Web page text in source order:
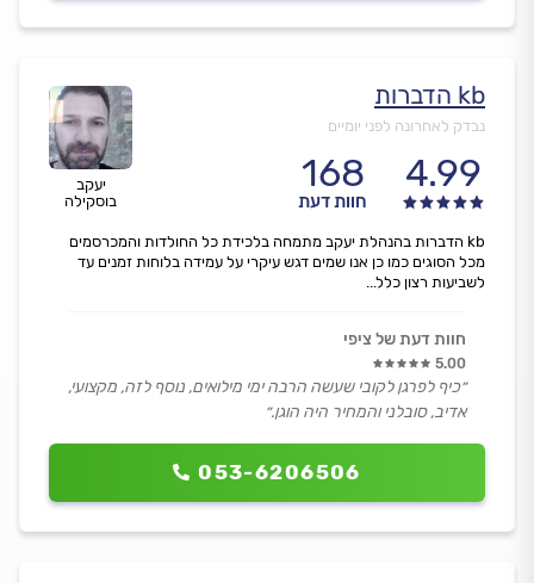
יעקב
בוסקילה
kb הדברות
נבדק לאחרונה לפני יומיים
4.99
168
חוות דעת
053-6206506
kb הדברות בהנהלת יעקב מתמחה בלכידת כל החולדות והמכרסמים
מכל הסוגים כמו כן אנו שמים דגש עיקרי על עמידה בלוחות זמנים עד
לשביעות רצון כלל...
חוות דעת של ציפי
5.00
״כיף לפרגן לקובי שעשה הרבה ימי מילואים, נוסף לזה, מקצועי,
אדיב, סובלני והמחיר היה הוגן.״